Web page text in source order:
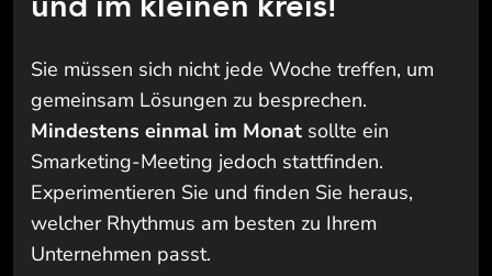
Sie müssen sich nicht jede Woche treffen, um
gemeinsam Lösungen zu besprechen.
Mindestens einmal im Monat sollte ein
Smarketing-Meeting jedoch stattfinden.
Experimentieren Sie und finden Sie heraus,
welcher Rhythmus am besten zu Ihrem
Unternehmen passt.